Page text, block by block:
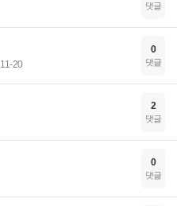
댓글
11-20
0
댓글
2
댓글
0
댓글